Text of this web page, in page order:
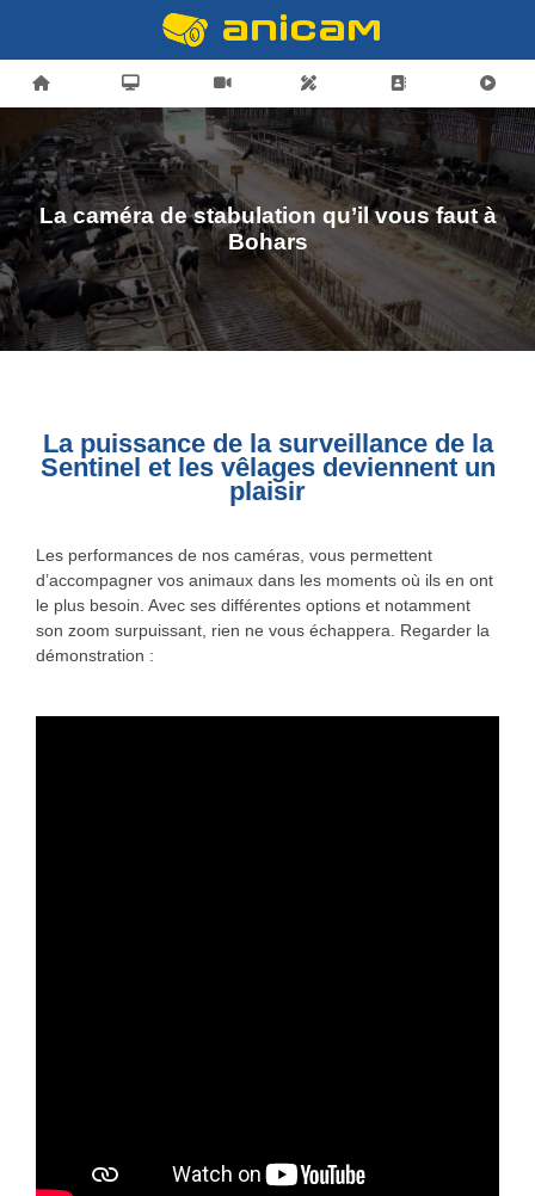
La caméra de stabulation qu’il vous faut à
Bohars
La puissance de la surveillance de la
Sentinel et les vêlages deviennent un
plaisir
Les performances de nos caméras, vous permettent
d’accompagner vos animaux dans les moments où ils en ont
le plus besoin. Avec ses différentes options et notamment
son zoom surpuissant, rien ne vous échappera. Regarder la
démonstration :